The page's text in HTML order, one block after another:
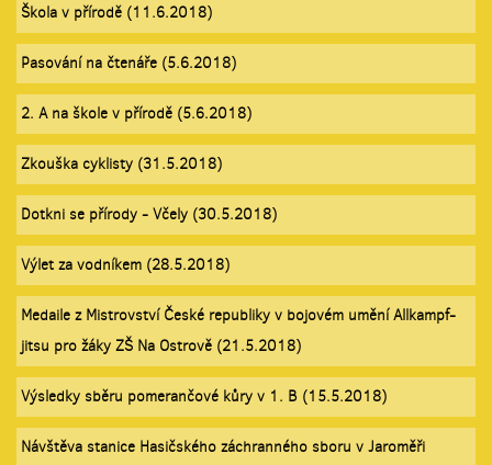
Škola v přírodě (11.6.2018)
Pasování na čtenáře (5.6.2018)
2. A na škole v přírodě (5.6.2018)
Zkouška cyklisty (31.5.2018)
Dotkni se přírody - Včely (30.5.2018)
Výlet za vodníkem (28.5.2018)
Medaile z Mistrovství České republiky v bojovém umění Allkampf-
jitsu pro žáky ZŠ Na Ostrově (21.5.2018)
Výsledky sběru pomerančové kůry v 1. B (15.5.2018)
Návštěva stanice Hasičského záchranného sboru v Jaroměři